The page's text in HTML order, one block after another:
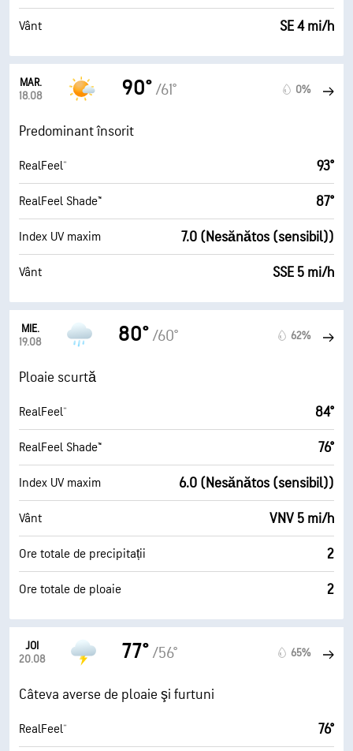
Vânt SE 4 mi/h
MAR.
18.08
90° /61° 0%
Predominant însorit
RealFeel® 93°
RealFeel Shade™ 87°
Index UV maxim 7.0 (Nesănătos (sensibil))
Vânt SSE 5 mi/h
MIE.
19.08
80° /60° 62%
Ploaie scurtă
RealFeel® 84°
RealFeel Shade™ 76°
Index UV maxim 6.0 (Nesănătos (sensibil))
Vânt VNV 5 mi/h
Ore totale de precipitații 2
Ore totale de ploaie 2
JOI
20.08
77° /56° 65%
Câteva averse de ploaie şi furtuni
RealFeel® 76°